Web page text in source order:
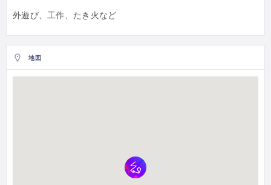
外遊び、工作、たき火など
地図